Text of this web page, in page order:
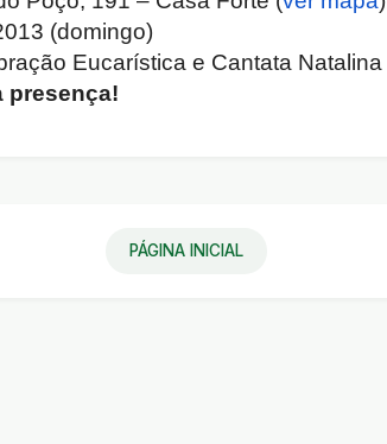
(domingo)
Eucarística e Cantata Natalina
presença!
PÁGINA INICIAL